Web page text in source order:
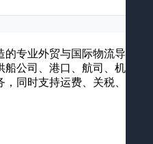
专业外贸与国际物流导航平
公司、港口、航司、机场、
同时支持运费、关税、海关